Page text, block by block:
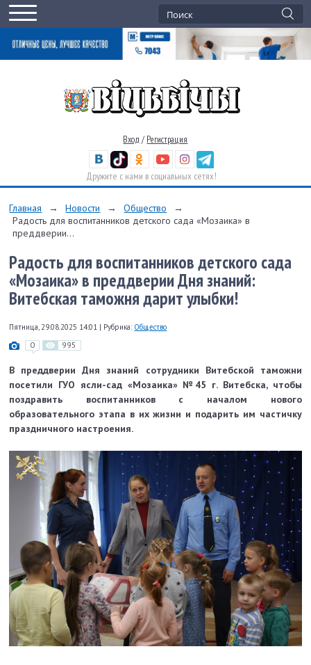
Вход / Регистрация
Дружите с нами в социальных сетях!
Главная → Новости → Общество
→
Радость для воспитанников детского сада «Мозаика» в
преддверии...
Радость для воспитанников детского сада
«Мозаика» в преддверии Дня знаний:
Витебская таможня дарит улыбки!
Пятница, 29.08.2025 14:01 | Рубрика: Общество
0 995
В преддверии Дня знаний сотрудники Витебской таможни
посетили ГУО ясли-сад «Мозаика» №45 г. Витебска, чтобы
поздравить воспитанников с началом нового
образовательного этапа в их жизни и подарить им частичку
праздничного настроения.